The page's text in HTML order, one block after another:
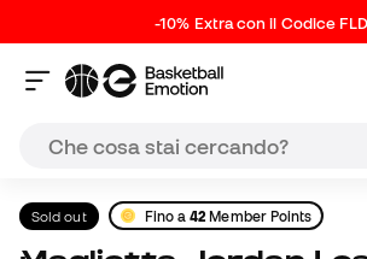
-10% Extra con il Codice
Sold out Fino a42 Member Points